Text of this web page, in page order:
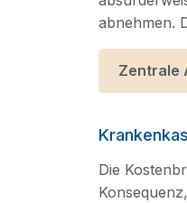
abnehmen.
Zentrale
Die